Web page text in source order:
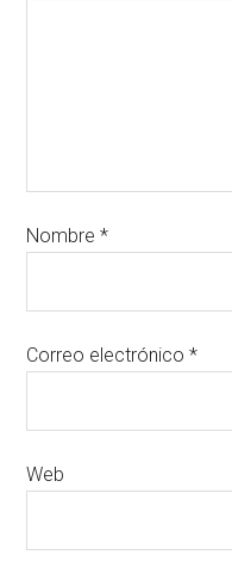
Nombre*
Correo electrónico*
Web